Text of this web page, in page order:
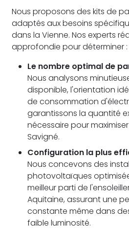
Nous proposons des kits de
adaptés aux besoins
dans la Vienne. Nos experts
approfondie pour déterminer :
Le nombre optimal de
Nous analysons
disponible, l'orientation
de consommation
garantissons la quantité
nécessaire pour
Savigné.
Configuration la plus
Nous concevons des
photovoltaïques
meilleur parti de
Aquitaine, assurant une
constante même dans
faible luminosité.